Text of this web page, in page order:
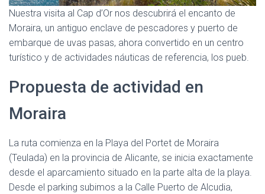
Nuestra visita al Cap d’Or nos descubrirá el encanto de
Moraira, un antiguo enclave de pescadores y puerto de
embarque de uvas pasas, ahora convertido en un centro
turístico y de actividades náuticas de referencia, los pueb.
Propuesta de actividad en
Moraira
La ruta comienza en la Playa del Portet de Moraira
(Teulada) en la provincia de Alicante, se inicia exactamente
desde el aparcamiento situado en la parte alta de la playa.
Desde el parking subimos a la Calle Puerto de Alcudia,